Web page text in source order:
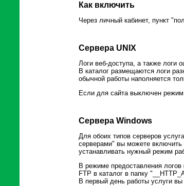
Как включить
Через личный кабинет, пункт
Сервера UNIX
Логи веб-доступа, а также логи
В каталог размещаются логи
обычной работы наполняется
Если для сайта выключен
Сервера Windows
Для обоих типов серверов
серверами" вы можете
устанавливать нужный режим
В режиме предоставления
FTP в каталог в папку
В первый день работы услуги